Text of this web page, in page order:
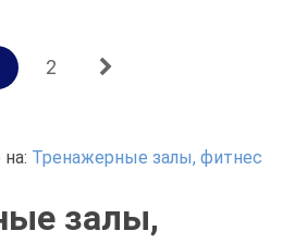
2
Тренажерные залы, фитнес
залы,